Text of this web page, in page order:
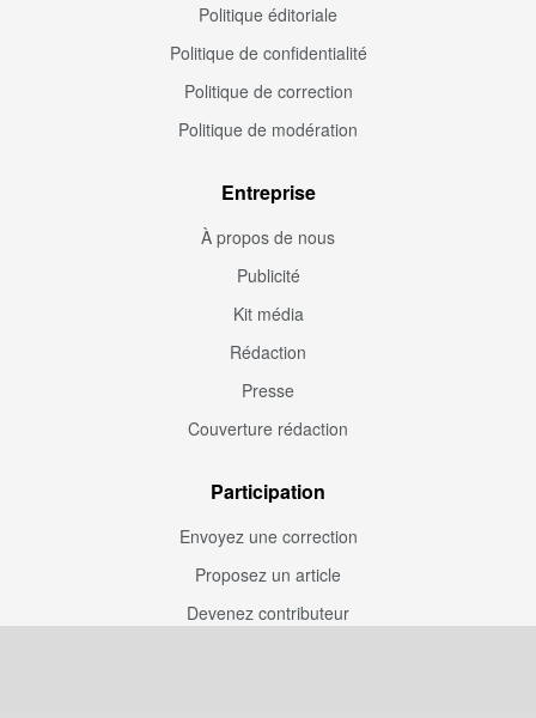
Politique éditoriale
Politique de confidentialité
Politique de correction
Politique de modération
Entreprise
À propos de nous
Publicité
Kit média
Rédaction
Presse
Couverture rédaction
Participation
Envoyez une correction
Proposez un article
Devenez contributeur